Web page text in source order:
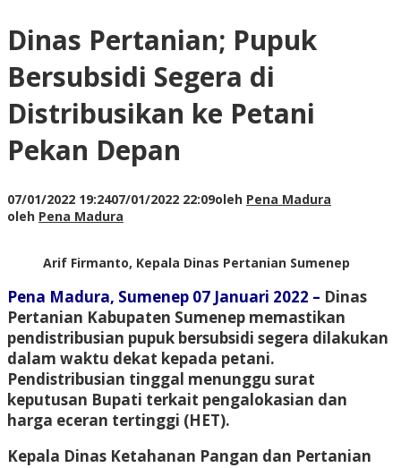
Dinas Pertanian; Pupuk
Bersubsidi Segera di
Distribusikan ke Petani
Pekan Depan
07/01/2022 19:2407/01/2022 22:09oleh Pena Madura
oleh Pena Madura
Arif Firmanto, Kepala Dinas Pertanian Sumenep
Pena Madura, Sumenep 07 Januari 2022 – Dinas
Pertanian Kabupaten Sumenep memastikan
pendistribusian pupuk bersubsidi segera dilakukan
dalam waktu dekat kepada petani.
Pendistribusian tinggal menunggu surat
keputusan Bupati terkait pengalokasian dan
harga eceran tertinggi (HET).
Kepala Dinas Ketahanan Pangan dan Pertanian